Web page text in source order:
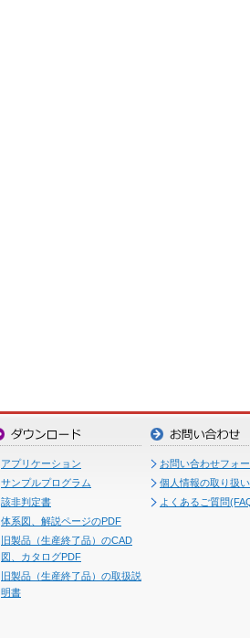
アプリケーション
サンプルプログラム
該非判定書
体系図、解説ページのPDF
旧製品（生産終了品）のCAD
図、カタログPDF
旧製品（生産終了品）の取扱説
明書
お問い合わせフォ
個人情報の取り扱い
よくあるご質問